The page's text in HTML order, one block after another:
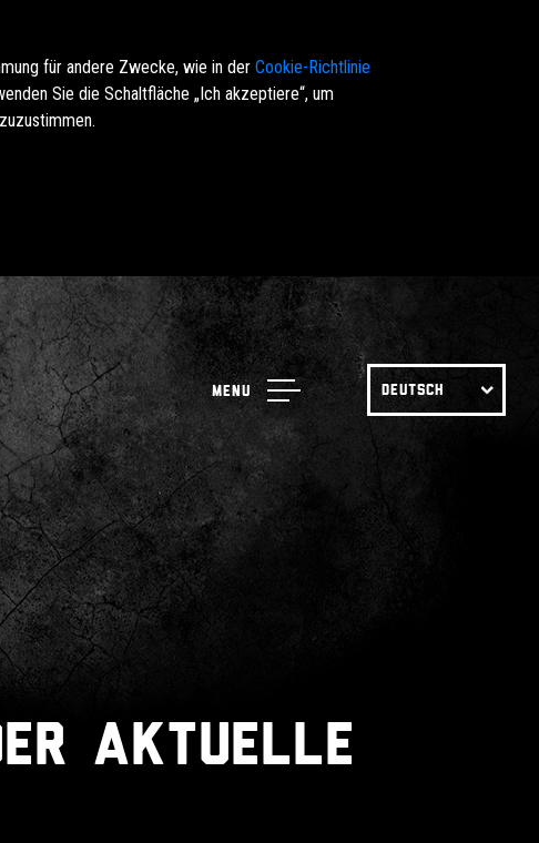
für andere Zwecke, wie in der Cookie-Richtlinie
Sie die Schaltfläche „Ich akzeptiere“, um
DEUTSCH
Menu
aktuelle